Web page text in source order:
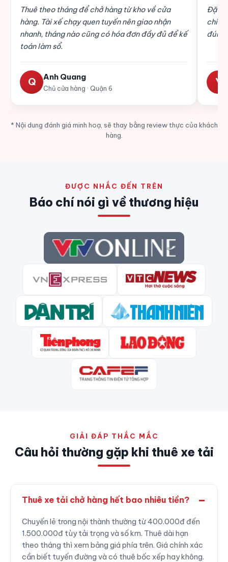
Thuê theo tháng để chở hàng từ kho về cửa
hàng. Tài xế chạy quen tuyến nên giao nhận
nhanh, tháng nào cũng có hóa đơn đầy đủ để kế
toán làm sổ.
Q Anh Quang
Chủ cửa hàng · Quận 6
Đặt
đúng
Y
* Nội dung đánh giá minh hoạ, sẽ thay bằng review thực của khách
hàng.
ĐƯỢC NHẮC ĐẾN TRÊN
Báo chí nói gì về thương hiệu
GIẢI ĐÁP THẮC MẮC
Câu hỏi thường gặp khi thuê xe tải
Thuê xe tải chở hàng hết bao nhiêu tiền?
Chuyến lẻ trong nội thành thường từ 400.000đ đến
1.500.000đ tùy tải trọng và số km. Thuê dài hạn
theo tháng thì xem bảng giá phía trên. Giá chính xác
cần biết tuyến đường và có thuê bốc xếp hay không.